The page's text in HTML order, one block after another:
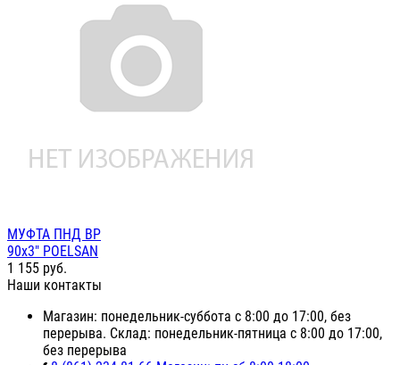
МУФТА ПНД ВР
90х3" POELSAN
1 155 руб.
Наши контакты
Магазин: понедельник-суббота с 8:00 до 17:00, без
перерыва. Склад: понедельник-пятница с 8:00 до 17:00,
без перерыва